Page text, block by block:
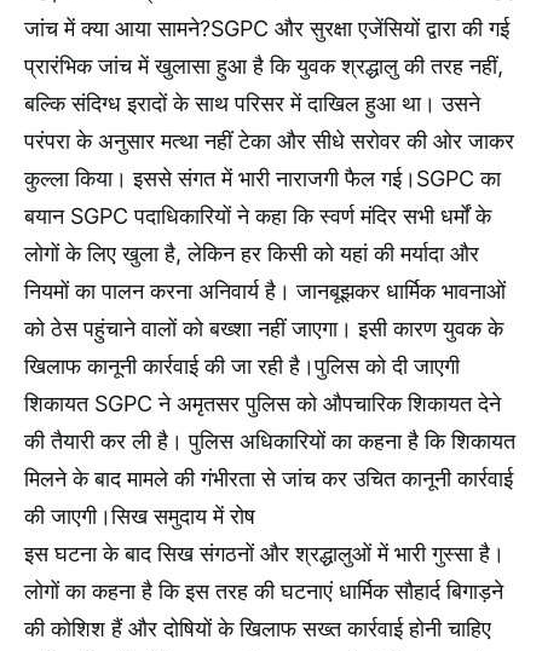
जांच में क्या आया सामने?SGPC और सुरक्षा एजेंसियों द्वारा की गई
प्रारंभिक जांच में खुलासा हुआ है कि युवक श्रद्धालु की तरह नहीं,
बल्कि संदिग्ध इरादों के साथ परिसर में दाखिल हुआ था। उसने
परंपरा के अनुसार मत्था नहीं टेका और सीधे सरोवर की ओर जाकर
कुल्ला किया। इससे संगत में भारी नाराजगी फैल गई।SGPC का
बयान SGPC पदाधिकारियों ने कहा कि स्वर्ण मंदिर सभी धर्मों के
लोगों के लिए खुला है, लेकिन हर किसी को यहां की मर्यादा और
नियमों का पालन करना अनिवार्य है। जानबूझकर धार्मिक भावनाओं
को ठेस पहुंचाने वालों को बख्शा नहीं जाएगा। इसी कारण युवक के
खिलाफ कानूनी कार्रवाई की जा रही है।पुलिस को दी जाएगी
शिकायत SGPC ने अमृतसर पुलिस को औपचारिक शिकायत देने
की तैयारी कर ली है। पुलिस अधिकारियों का कहना है कि शिकायत
मिलने के बाद मामले की गंभीरता से जांच कर उचित कानूनी कार्रवाई
की जाएगी।सिख समुदाय में रोष
इस घटना के बाद सिख संगठनों और श्रद्धालुओं में भारी गुस्सा है।
लोगों का कहना है कि इस तरह की घटनाएं धार्मिक सौहार्द बिगाड़ने
की कोशिश हैं और दोषियों के खिलाफ सख्त कार्रवाई होनी चाहिए